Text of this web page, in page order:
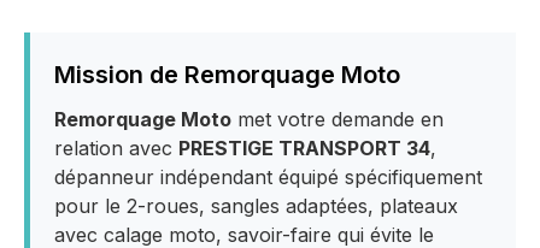
Mission de Remorquage Moto
Remorquage Moto met votre demande en
relation avec PRESTIGE TRANSPORT 34,
dépanneur indépendant équipé spécifiquement
pour le 2-roues, sangles adaptées, plateaux
avec calage moto, savoir-faire qui évite le